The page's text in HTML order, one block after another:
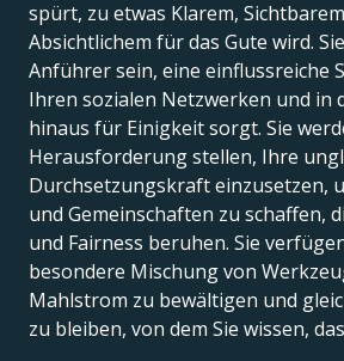
spürt, zu etwas Klarem, Sichtbarem
Absichtlichem für das Gute wird.
Anführer sein, eine einflussreiche
Ihren sozialen Netzwerken und in
hinaus für Einigkeit sorgt. Sie
Herausforderung stellen, Ihre
Durchsetzungskraft einzusetzen,
und Gemeinschaften zu schaffen,
und Fairness beruhen. Sie
besondere Mischung von
Mahlstrom zu bewältigen und
zu bleiben, von dem Sie wissen,